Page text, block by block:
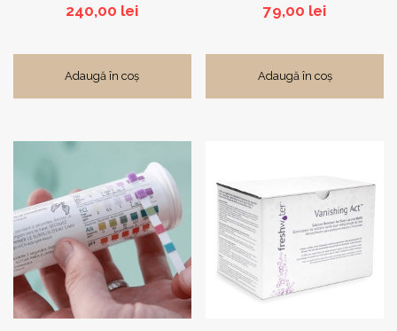
240,00 lei
Adaugă în coș
79,00 lei
Adaugă în coș